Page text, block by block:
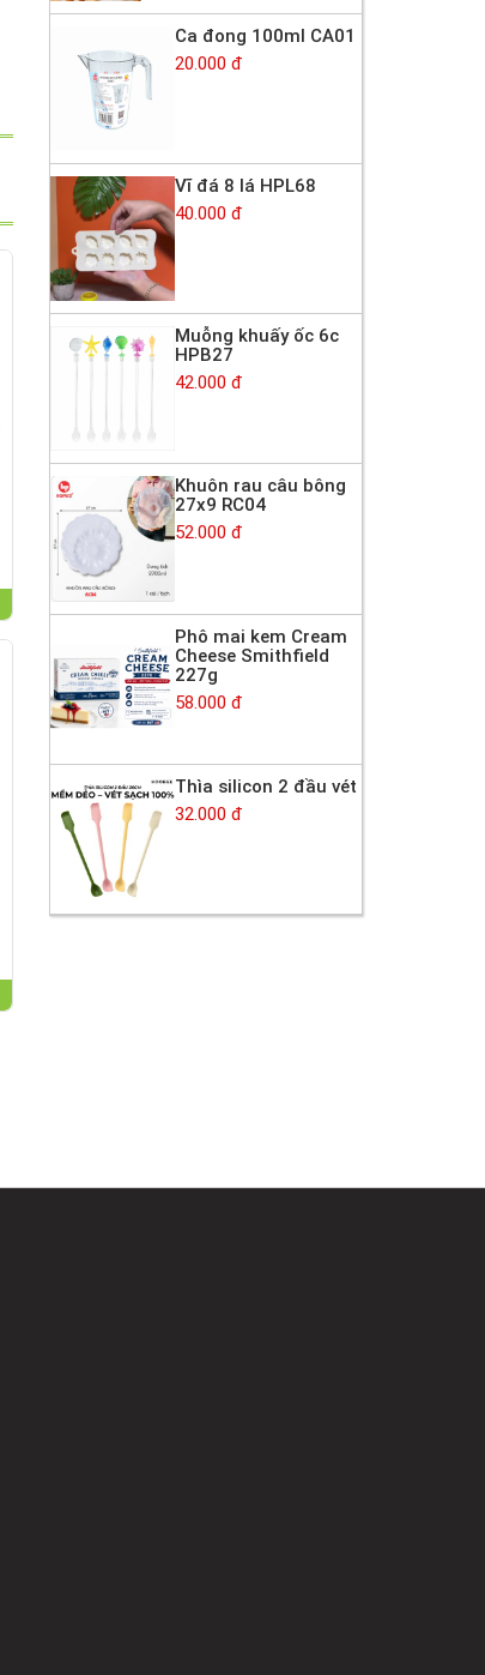
Ca đong 100ml CA01
20.000 đ
Vĩ đá 8 lá HPL68
40.000 đ
Muỗng khuấy ốc 6c
HPB27
42.000 đ
Khuôn rau câu bông
27x9 RC04
52.000 đ
Phô mai kem Cream
Cheese Smithfield
227g
58.000 đ
Thìa silicon 2 đầu vét
32.000 đ